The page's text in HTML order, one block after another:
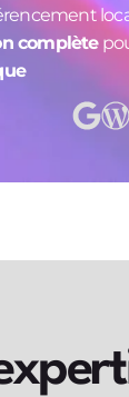
complète